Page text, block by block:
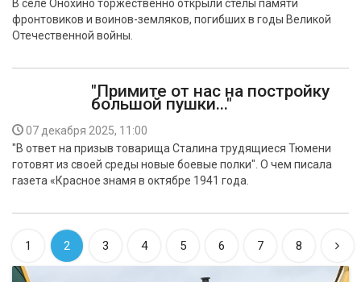
В селе Онохино торжественно открыли стелы памяти
фронтовиков и воинов-земляков, погибших в годы Великой
Отечественной войны.
"Примите от нас на постройку
большой пушки..."
07 декабря 2025, 11:00
"В ответ на призыв товарища Сталина трудящиеся Тюмени
готовят из своей среды новые боевые полки". О чем писала
газета «Красное знамя в октябре 1941 года.
1 2 3 4 5 6 7 8